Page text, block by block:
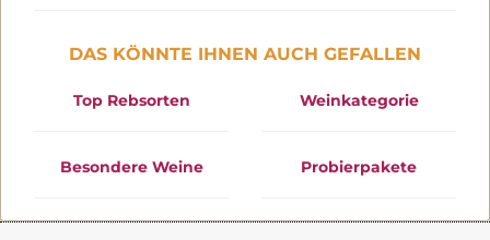
DAS KÖNNTE IHNEN AUCH GEFALLEN
Top Rebsorten Weinkategorie
Besondere Weine Probierpakete